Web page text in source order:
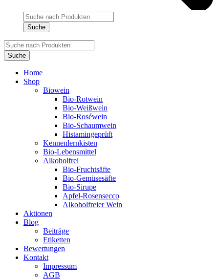
Products
search
Suche
Products
search
Suche
Home
Shop
Biowein
Bio-Rotwein
Bio-Weißwein
Bio-Roséwein
Bio-Schaumwein
Histamingeprüft
Kennenlernkisten
Bio-Lebensmittel
Alkoholfrei
Bio-Fruchtsäfte
Bio-Gemüsesäfte
Bio-Sirupe
Apfel-Rosensecco
Alkoholfreier Wein
Aktionen
Blog
Beiträge
Etiketten
Bewertungen
Kontakt
Impressum
AGB